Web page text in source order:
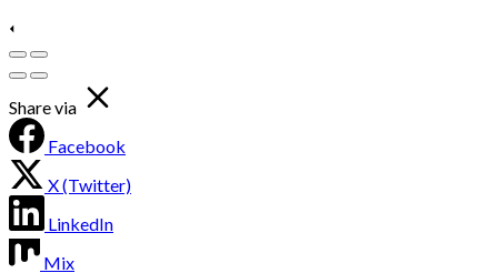
Share via
Facebook
X (Twitter)
LinkedIn
Mix